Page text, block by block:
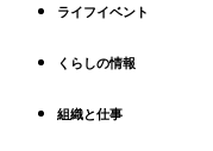
ライフイベント
くらしの情報
組織と仕事